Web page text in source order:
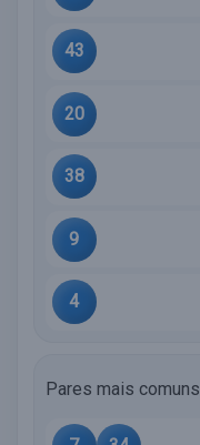
43
20
38
9
4
Pares mais comuns